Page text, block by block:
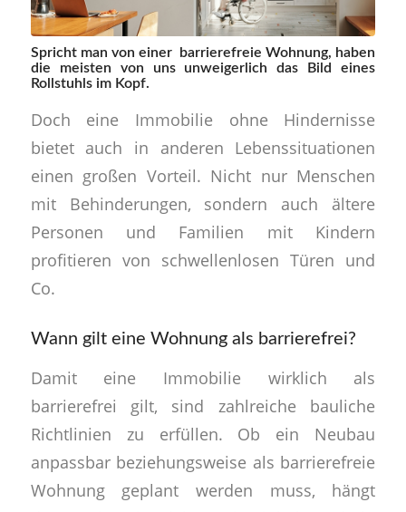
Spricht man von einer barrierefreie Wohnung, haben
die meisten von uns unweigerlich das Bild eines
Rollstuhls im Kopf.
Doch eine Immobilie ohne Hindernisse
bietet auch in anderen Lebenssituationen
einen großen Vorteil. Nicht nur Menschen
mit Behinderungen, sondern auch ältere
Personen und Familien mit Kindern
profitieren von schwellenlosen Türen und
Co.
Wann gilt eine Wohnung als barrierefrei?
Damit eine Immobilie wirklich als
barrierefrei gilt, sind zahlreiche bauliche
Richtlinien zu erfüllen. Ob ein Neubau
anpassbar beziehungsweise als barrierefreie
Wohnung geplant werden muss, hängt